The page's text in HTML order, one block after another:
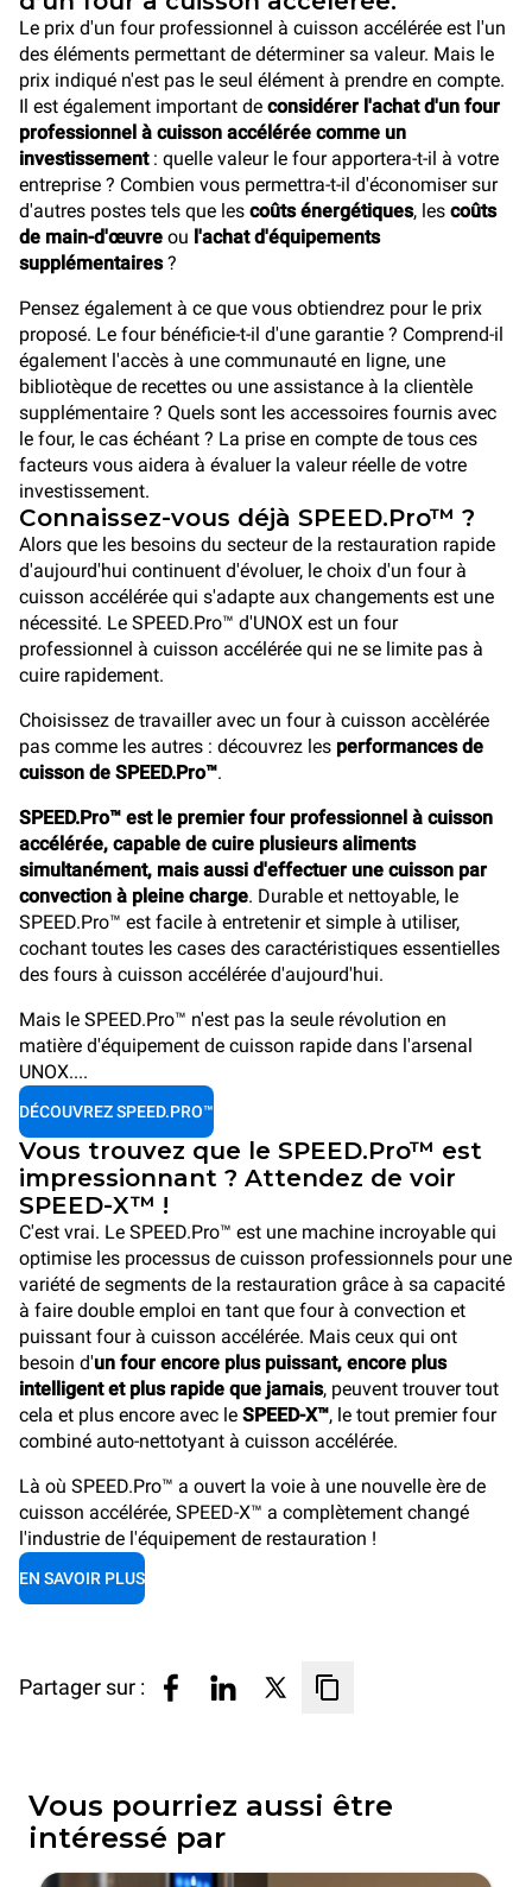
Le prix d'un four professionnel à cuisson accélérée est l'un
des éléments permettant de déterminer sa valeur. Mais le
prix indiqué n'est pas le seul élément à prendre en compte.
Il est également important de considérer l'achat d'un four
professionnel à cuisson accélérée comme un
investissement: quelle valeur le four apportera-t-il à votre
entreprise ? Combien vous permettra-t-il d'économiser sur
d'autres postes tels que les coûts énergétiques, les coûts
de main-d'œuvre ou l'achat d'équipements
supplémentaires?
Pensez également à ce que vous obtiendrez pour le prix
proposé. Le four bénéficie-t-il d'une garantie ? Comprend-il
également l'accès à une communauté en ligne, une
bibliotèque de recettes ou une assistance à la clientèle
supplémentaire ? Quels sont les accessoires fournis avec
le four, le cas échéant ? La prise en compte de tous ces
facteurs vous aidera à évaluer la valeur réelle de votre
investissement.
Connaissez-vous déjà SPEED.Pro™ ?
Alors que les besoins du secteur de la restauration rapide
d'aujourd'hui continuent d'évoluer, le choix d'un four à
cuisson accélérée qui s'adapte aux changements est une
nécessité. Le SPEED.Pro™ d'UNOX est un four
professionnel à cuisson accélérée qui ne se limite pas à
cuire rapidement.
Choisissez de travailler avec un four à cuisson accèlérée
pas comme les autres : découvrez les performances de
cuisson de SPEED.Pro™.
SPEED.Pro™ est le premier four professionnel à cuisson
accélérée, capable de cuire plusieurs aliments
simultanément, mais aussi d'effectuer une cuisson par
convection à pleine charge. Durable et nettoyable, le
SPEED.Pro™ est facile à entretenir et simple à utiliser,
cochant toutes les cases des caractéristiques essentielles
des fours à cuisson accélérée d'aujourd'hui.
Mais le SPEED.Pro™ n'est pas la seule révolution en
matière d'équipement de cuisson rapide dans l'arsenal
UNOX....
DÉCOUVREZ SPEED.PRO™
Vous trouvez que le SPEED.Pro™ est
impressionnant ? Attendez de voir
SPEED-X™ !
C'est vrai. Le SPEED.Pro™ est une machine incroyable qui
optimise les processus de cuisson professionnels pour une
variété de segments de la restauration grâce à sa capacité
à faire double emploi en tant que four à convection et
puissant four à cuisson accélérée. Mais ceux qui ont
besoin d'un four encore plus puissant, encore plus
intelligent et plus rapide que jamais, peuvent trouver tout
cela et plus encore avec le SPEED-X™, le tout premier four
combiné auto-nettotyant à cuisson accélérée.
Là où SPEED.Pro™ a ouvert la voie à une nouvelle ère de
cuisson accélérée, SPEED-X™ a complètement changé
l'industrie de l'équipement de restauration !
EN SAVOIR PLUS
Partager sur :
Vous pourriez aussi être
intéressé par